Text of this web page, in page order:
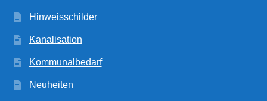
Hinweisschilder
Kanalisation
Kommunalbedarf
Neuheiten